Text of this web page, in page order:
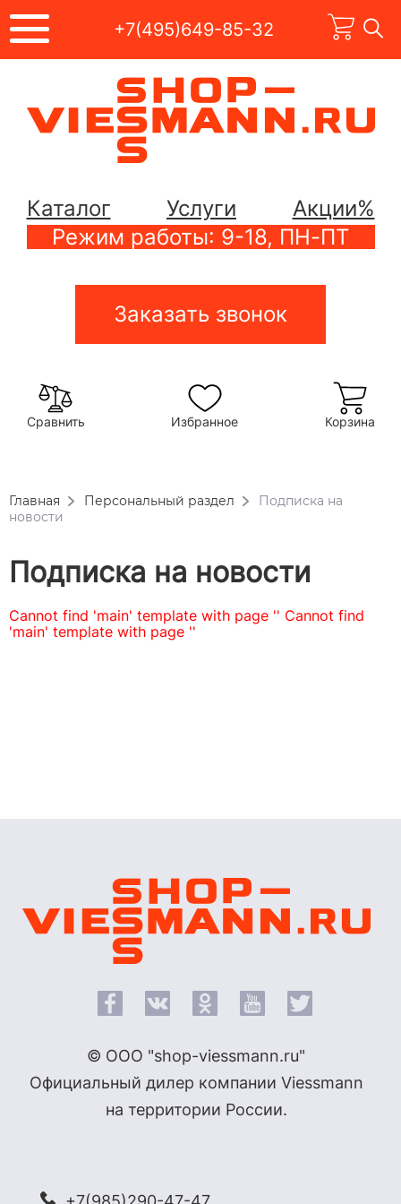
+7(495)649-85-32
Каталог Услуги
Акции%
Режим работы: 9-18, ПН-ПТ
Заказать звонок
Сравнить Избранное Корзина
Главная Персональный раздел
Подписка на
новости
Подписка на новости
Cannot find 'main' template with page '' Cannot find
'main' template with page ''
© ООО "shop-viessmann.ru"
Официальный дилер компании Viessmann
на территории России.